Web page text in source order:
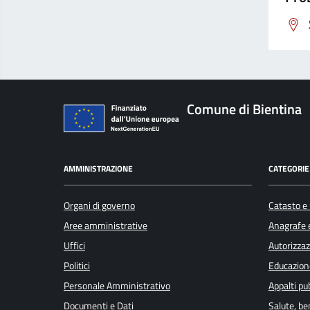
Comune di Bientina
AMMINISTRAZIONE
Organi di governo
Aree amministrative
Uffici
Politici
Personale Amministrativo
Documenti e Dati
Catasto
Anagrafe
Appalti
Salute,